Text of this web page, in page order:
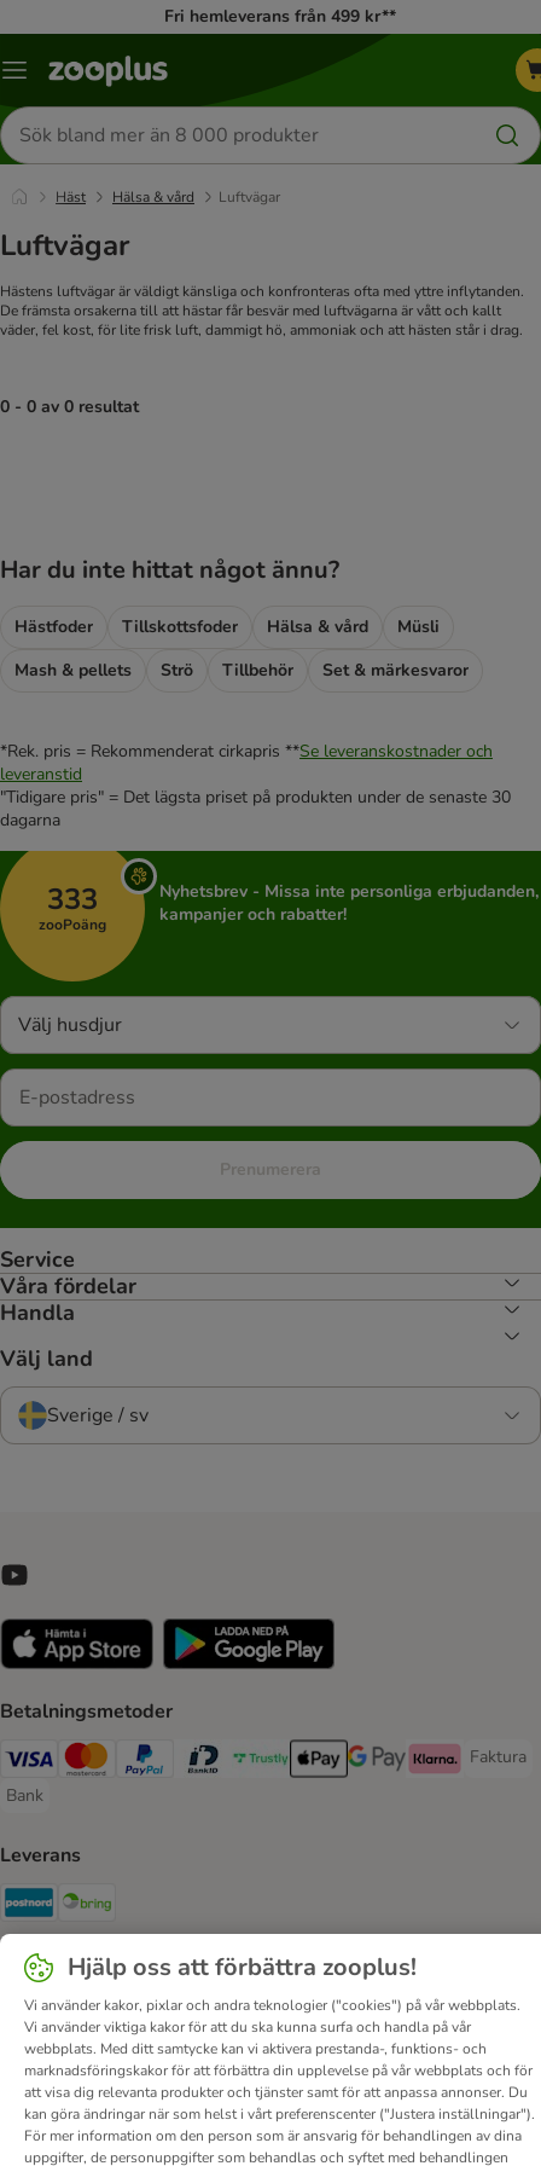
Fri hemleverans från 499 kr**
Katalogmeny
Sök
efter
produkter
Häst Hälsa & vård Luftvägar
Luftvägar
Hästens luftvägar är väldigt känsliga och konfronteras ofta med yttre inflytanden.
De främsta orsakerna till att hästar får besvär med luftvägarna är vått och kallt
väder, fel kost, för lite frisk luft, dammigt hö, ammoniak och att hästen står i drag.
0 - 0 av 0 resultat
Har du inte hittat något ännu?
Hästfoder Tillskottsfoder Hälsa & vård
Müsli
Mash & pellets
Strö Tillbehör Set & märkesvaror
*Rek. pris = Rekommenderat cirkapris **Se leveranskostnader och
leveranstid
"Tidigare pris" = Det lägsta priset på produkten under de senaste 30
dagarna
333
zooPoäng
Nyhetsbrev - Missa inte personliga erbjudanden,
kampanjer och rabatter!
Välj husdjur
Prenumerera
Service
Våra fördelar
Handla
Välj land
Sverige / sv
Betalningsmetoder
Visa Payment Method
Mastercard Payment Method
PayPal Payment Method
BankID Payment Method
Trustly Payment Method
Apple Pay Payment Method
Googple Pay Payment
Klarna Payment
Faktura
Faktura
Bank
Bank Payment Method
Leverans
Postnord Shipping Method
Säkerhet
Security Security
Hjälp oss att förbättra zooplus!
Vi använder kakor, pixlar och andra teknologier ("cookies") på vår webbplats.
Vi använder viktiga kakor för att du ska kunna surfa och handla på vår
webbplats. Med ditt samtycke kan vi aktivera prestanda-, funktions- och
marknadsföringskakor för att förbättra din upplevelse på vår webbplats och för
att visa dig relevanta produkter och tjänster samt för att anpassa annonser. Du
kan göra ändringar när som helst i vårt preferenscenter ("Justera inställningar").
För mer information om den person som är ansvarig för behandlingen av dina
uppgifter, de personuppgifter som behandlas och syftet med behandlingen